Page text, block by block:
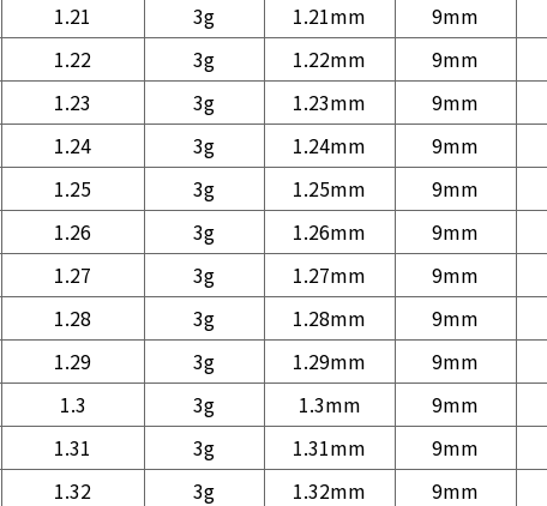
1.21 3g 1.21mm 9mm
1.22 3g 1.22mm 9mm
1.23 3g 1.23mm 9mm
1.24 3g 1.24mm 9mm
1.25 3g 1.25mm 9mm
1.26 3g 1.26mm 9mm
1.27 3g 1.27mm 9mm
1.28 3g 1.28mm 9mm
1.29 3g 1.29mm 9mm
1.3 3g 1.3mm 9mm
1.31 3g 1.31mm 9mm
1.32 3g 1.32mm 9mm